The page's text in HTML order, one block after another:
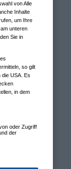
von Alle
Inhalte
um Ihre
unteren
Sie in
so gilt
die USA. Es
in dem
oder Zugriff
der